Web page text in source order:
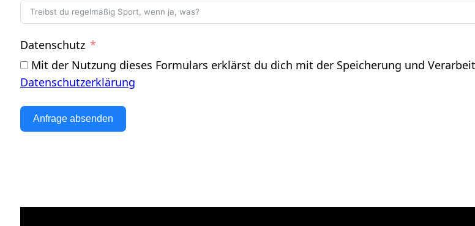
Datenschutz
Mit der Nutzung dieses Formulars erklärst du dich mit der Speicherung und
Datenschutzerklärung
Anfrage absenden